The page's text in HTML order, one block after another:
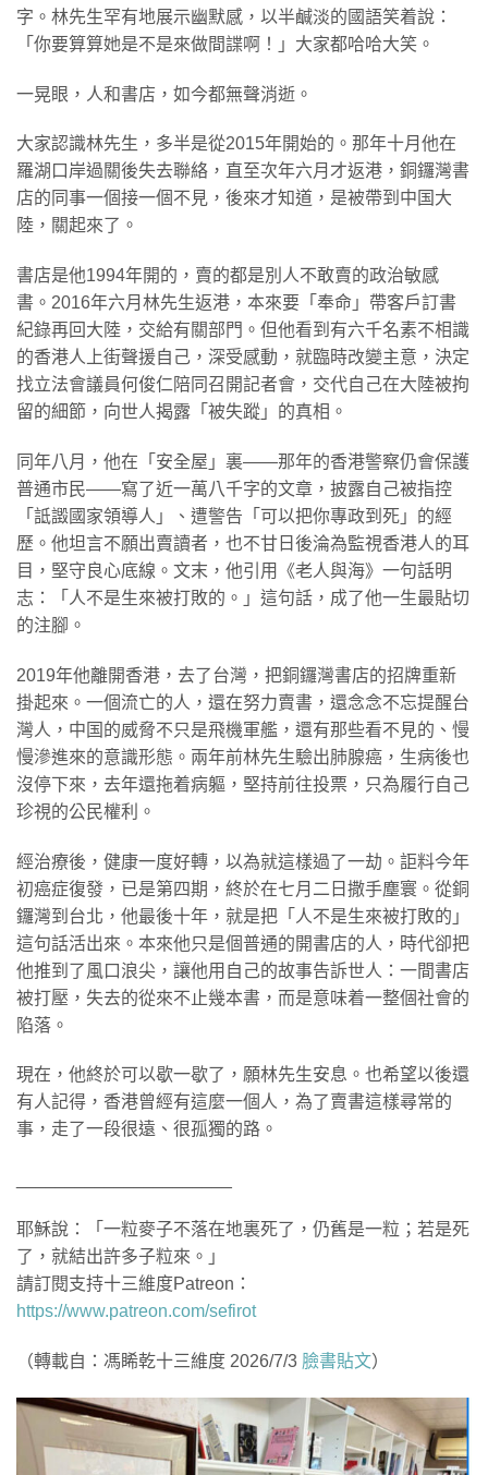
字。林先生罕有地展示幽默感，以半鹹淡的國語笑着說：
「你要算算她是不是來做間諜啊！」大家都哈哈大笑。
一晃眼，人和書店，如今都無聲消逝。
大家認識林先生，多半是從2015年開始的。那年十月他在
羅湖口岸過關後失去聯絡，直至次年六月才返港，銅鑼灣書
店的同事一個接一個不見，後來才知道，是被帶到中国大
陸，關起來了。
書店是他1994年開的，賣的都是別人不敢賣的政治敏感
書。2016年六月林先生返港，本來要「奉命」帶客戶訂書
紀錄再回大陸，交給有關部門。但他看到有六千名素不相識
的香港人上街聲援自己，深受感動，就臨時改變主意，決定
找立法會議員何俊仁陪同召開記者會，交代自己在大陸被拘
留的細節，向世人揭露「被失蹤」的真相。
同年八月，他在「安全屋」裏——那年的香港警察仍會保護
普通市民——寫了近一萬八千字的文章，披露自己被指控
「詆譭國家領導人」、遭警告「可以把你專政到死」的經
歷。他坦言不願出賣讀者，也不甘日後淪為監視香港人的耳
目，堅守良心底線。文末，他引用《老人與海》一句話明
志：「人不是生來被打敗的。」這句話，成了他一生最貼切
的注腳。
2019年他離開香港，去了台灣，把銅鑼灣書店的招牌重新
掛起來。一個流亡的人，還在努力賣書，還念念不忘提醒台
灣人，中国的威脅不只是飛機軍艦，還有那些看不見的、慢
慢滲進來的意識形態。兩年前林先生驗出肺腺癌，生病後也
沒停下來，去年還拖着病軀，堅持前往投票，只為履行自己
珍視的公民權利。
經治療後，健康一度好轉，以為就這樣過了一劫。詎料今年
初癌症復發，已是第四期，終於在七月二日撒手塵寰。從銅
鑼灣到台北，他最後十年，就是把「人不是生來被打敗的」
這句話活出來。本來他只是個普通的開書店的人，時代卻把
他推到了風口浪尖，讓他用自己的故事告訴世人：一間書店
被打壓，失去的從來不止幾本書，而是意味着一整個社會的
陷落。
現在，他終於可以歇一歇了，願林先生安息。也希望以後還
有人記得，香港曾經有這麼一個人，為了賣書這樣尋常的
事，走了一段很遠、很孤獨的路。
耶穌說：「一粒麥子不落在地裏死了，仍舊是一粒；若是死
了，就結出許多子粒來。」
請訂閱支持十三維度Patreon：
https://www.patreon.com/sefirot
（轉載自：馮睎乾十三維度 2026/7/3 臉書貼文）